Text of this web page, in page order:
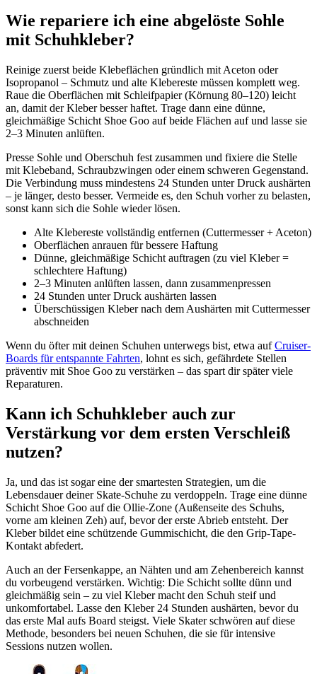
Wie repariere ich eine abgelöste Sohle
mit Schuhkleber?
Reinige zuerst beide Klebeflächen gründlich mit Aceton oder
Isopropanol – Schmutz und alte Klebereste müssen komplett weg.
Raue die Oberflächen mit Schleifpapier (Körnung 80–120) leicht
an, damit der Kleber besser haftet. Trage dann eine dünne,
gleichmäßige Schicht Shoe Goo auf beide Flächen auf und lasse sie
2–3 Minuten anlüften.
Presse Sohle und Oberschuh fest zusammen und fixiere die Stelle
mit Klebeband, Schraubzwingen oder einem schweren Gegenstand.
Die Verbindung muss mindestens 24 Stunden unter Druck aushärten
– je länger, desto besser. Vermeide es, den Schuh vorher zu belasten,
sonst kann sich die Sohle wieder lösen.
Alte Klebereste vollständig entfernen (Cuttermesser + Aceton)
Oberflächen anrauen für bessere Haftung
Dünne, gleichmäßige Schicht auftragen (zu viel Kleber =
schlechtere Haftung)
2–3 Minuten anlüften lassen, dann zusammenpressen
24 Stunden unter Druck aushärten lassen
Überschüssigen Kleber nach dem Aushärten mit Cuttermesser
abschneiden
Wenn du öfter mit deinen Schuhen unterwegs bist, etwa aufCruiser-
Boards für entspannte Fahrten, lohnt es sich, gefährdete Stellen
präventiv mit Shoe Goo zu verstärken – das spart dir später viele
Reparaturen.
Kann ich Schuhkleber auch zur
Verstärkung vor dem ersten Verschleiß
nutzen?
Ja, und das ist sogar eine der smartesten Strategien, um die
Lebensdauer deiner Skate-Schuhe zu verdoppeln. Trage eine dünne
Schicht Shoe Goo auf die Ollie-Zone (Außenseite des Schuhs,
vorne am kleinen Zeh) auf, bevor der erste Abrieb entsteht. Der
Kleber bildet eine schützende Gummischicht, die den Grip-Tape-
Kontakt abfedert.
Auch an der Fersenkappe, an Nähten und am Zehenbereich kannst
du vorbeugend verstärken. Wichtig: Die Schicht sollte dünn und
gleichmäßig sein – zu viel Kleber macht den Schuh steif und
unkomfortabel. Lasse den Kleber 24 Stunden aushärten, bevor du
das erste Mal aufs Board steigst. Viele Skater schwören auf diese
Methode, besonders bei neuen Schuhen, die sie für intensive
Sessions nutzen wollen.